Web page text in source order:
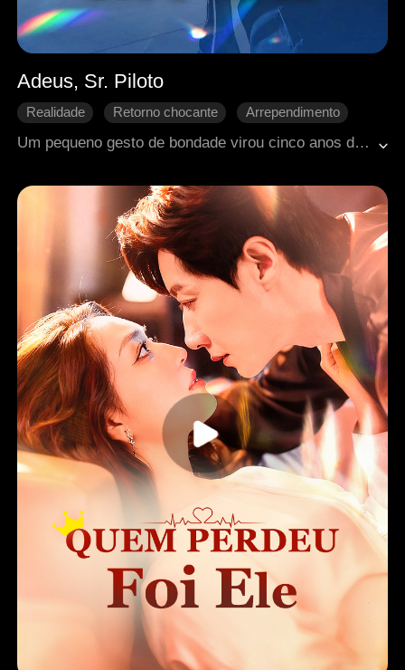
Adeus, Sr. Piloto
Realidade Retorno chocante
Arrependimento
Crescimento pessoal
Um pequeno gesto de bondade virou cinco anos de amor silencioso para Eva. Ela ficou ao lado de Ruben, mas ele sempre amou Jodi. Quando viu ele pedir Jodi em casamento, ficou arrasada. Decidiu ir embora e se casar com outra pessoa em outra cidade. Só depois que ela partiu, Ruben se arrependeu profundamente.